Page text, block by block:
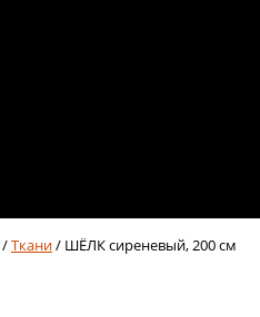
/Ткани/ ШЁЛК сиреневый, 200 см